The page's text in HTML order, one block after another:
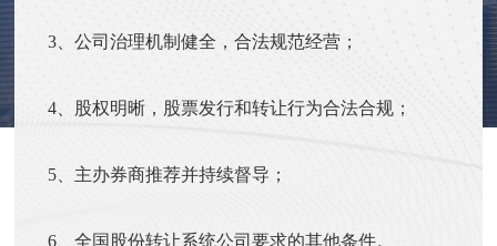
3、公司治理机制健全，合法规范经营；
4、股权明晰，股票发行和转让行为合法合规；
5、主办券商推荐并持续督导；
6、全国股份转让系统公司要求的其他条件。